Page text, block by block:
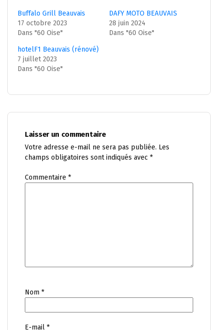
Buffalo Grill Beauvais
17 octobre 2023
Dans "60 Oise"
DAFY MOTO BEAUVAIS
28 juin 2024
Dans "60 Oise"
hotelF1 Beauvais (rénové)
7 juillet 2023
Dans "60 Oise"
Laisser un commentaire
Votre adresse e-mail ne sera pas publiée. Les
champs obligatoires sont indiqués avec *
Commentaire *
Nom *
E-mail *